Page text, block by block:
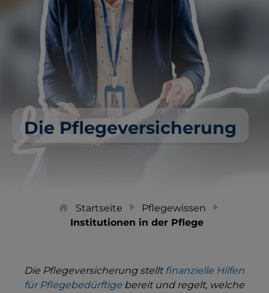
Die Pflegeversicherung
Startseite
Pflegewissen
Institutionen in der Pflege
Die Pflegeversicherung stellt finanzielle Hilfen
für Pflegebedürftige bereit und regelt, welche